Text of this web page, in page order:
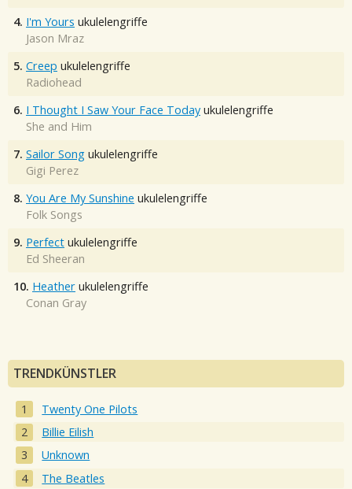
4. I'm Yours ukulelengriffe
Jason Mraz
5. Creep ukulelengriffe
Radiohead
6. I Thought I Saw Your Face Today ukulelengriffe
She and Him
7. Sailor Song ukulelengriffe
Gigi Perez
8. You Are My Sunshine ukulelengriffe
Folk Songs
9. Perfect ukulelengriffe
Ed Sheeran
10. Heather ukulelengriffe
Conan Gray
TRENDKÜNSTLER
Twenty One Pilots
Billie Eilish
Unknown
The Beatles